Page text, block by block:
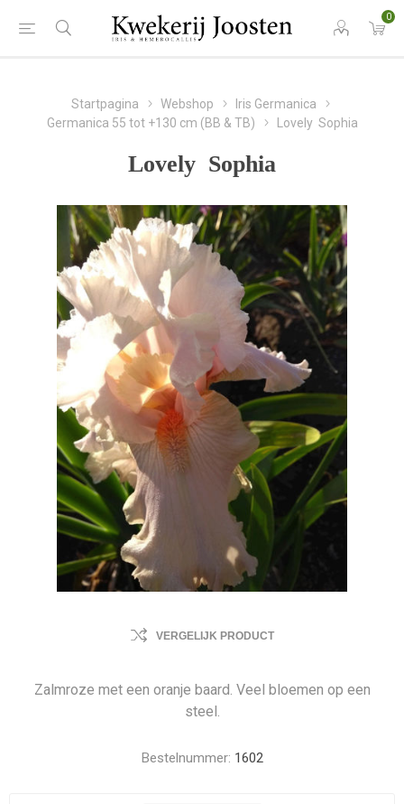
0
Startpagina Webshop
Iris Germanica
Germanica 55 tot +130 cm (BB & TB)
Lovely Sophia
Lovely Sophia
VERGELIJK PRODUCT
Zalmroze met een oranje baard. Veel bloemen op een
steel.
Bestelnummer: 1602